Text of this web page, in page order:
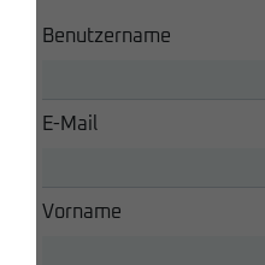
Benutzername
E-Mail
Vorname